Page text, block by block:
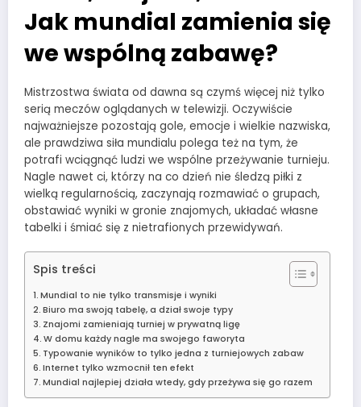
Jak mundial zamienia się
we wspólną zabawę?
Mistrzostwa świata od dawna są czymś więcej niż tylko
serią meczów oglądanych w telewizji. Oczywiście
najważniejsze pozostają gole, emocje i wielkie nazwiska,
ale prawdziwa siła mundialu polega też na tym, że
potrafi wciągnąć ludzi we wspólne przeżywanie turnieju.
Nagle nawet ci, którzy na co dzień nie śledzą piłki z
wielką regularnością, zaczynają rozmawiać o grupach,
obstawiać wyniki w gronie znajomych, układać własne
tabelki i śmiać się z nietrafionych przewidywań.
Spis treści
Mundial to nie tylko transmisje i wyniki
Biuro ma swoją tabelę, a dział swoje typy
Znajomi zamieniają turniej w prywatną ligę
W domu każdy nagle ma swojego faworyta
Typowanie wyników to tylko jedna z turniejowych zabaw
Internet tylko wzmocnił ten efekt
Mundial najlepiej działa wtedy, gdy przeżywa się go razem